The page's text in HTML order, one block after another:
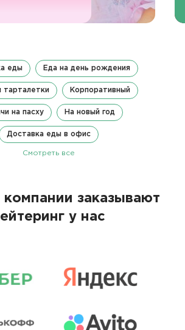
еды Еда на день рождения
тарталетки Корпоративный
на пасху На новый год
Доставка еды в офис
Смотреть все
компании заказывают
у нас